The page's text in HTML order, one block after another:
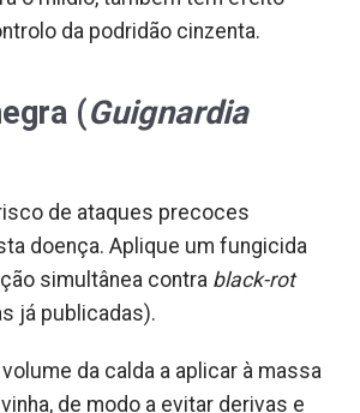
da podridão cinzenta.
(Guignardia
de ataques precoces
doença. Aplique um fungicida
simultânea contra black-rot
já publicadas).
da calda a aplicar à massa
de modo a evitar derivas e